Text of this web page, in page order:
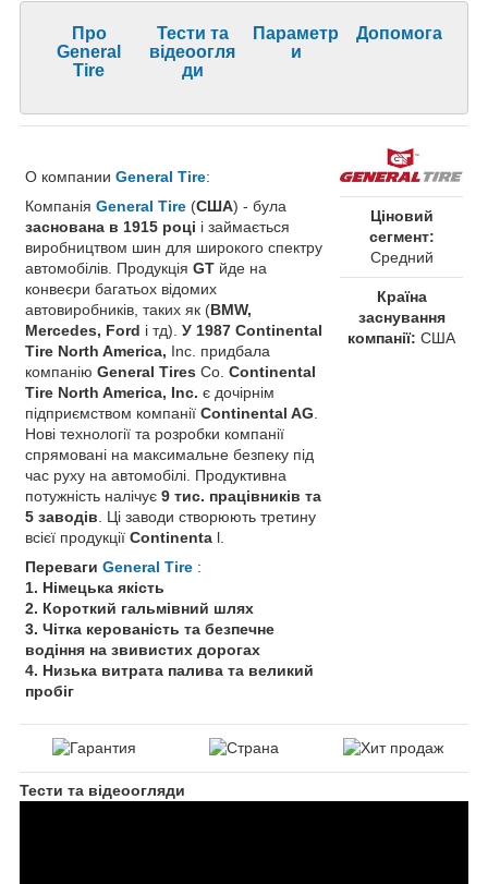
Про
General
Tire
Тести та
відеоогля
ди
Параметр
и
Допомога
О компании General Tire:
Компанія General Tire (США) - була
заснована в 1915 році і займається
виробництвом шин для широкого спектру
автомобілів. Продукція GT йде на
конвеєри багатьох відомих
автовиробників, таких як (BMW,
Mercedes, Ford і тд). У 1987 Continental
Tire North America, Inc. придбала
компанію General Tires Co. Continental
Tire North America, Inc. є дочірнім
підприємством компанії Continental AG
Нові технології та розробки компанії
спрямовані на максимальне безпеку під
час руху на автомобілі. Продуктивна
потужність налічує 9 тис. працівників та
5 заводів . Ці заводи створюють третину
всієї продукції Continenta l.
Переваги General Tire :
1. Німецька якість
2. Короткий гальмівний шлях
3. Чітка керованість та безпечне
водіння на звивистих дорогах
4. Низька витрата палива та великий
пробіг
Ціновий
сегмент:
Средний
Країна
заснування
компанії: США
Тести та відеоогляди